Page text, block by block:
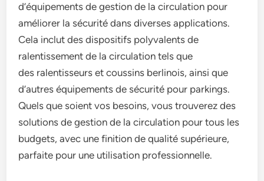
d’équipements de gestion de la circulation pour
améliorer la sécurité dans diverses applications.
Cela inclut des dispositifs polyvalents de
ralentissement de la circulation tels que
des ralentisseurs et coussins berlinois, ainsi que
d’autres équipements de sécurité pour parkings.
Quels que soient vos besoins, vous trouverez des
solutions de gestion de la circulation pour tous les
budgets, avec une finition de qualité supérieure,
parfaite pour une utilisation professionnelle.